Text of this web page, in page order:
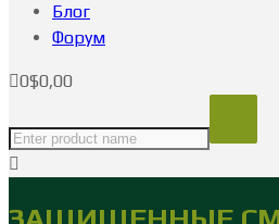
Блог
Форум
0$0,00